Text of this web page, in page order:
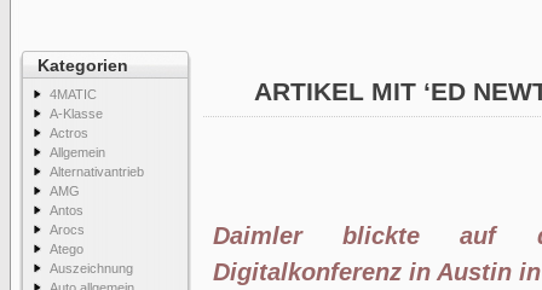
Kategorien
4MATIC
A-Klasse
Actros
Allgemein
Alternativantrieb
AMG
Antos
Arocs
Atego
Auszeichnung
ARTIKEL MIT ‘ED
Daimler blickte auf
Digitalkonferenz in Austin